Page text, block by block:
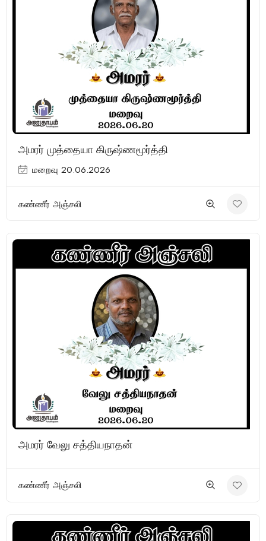
அமரர் முத்தையா கிருஷ்ணமூர்த்தி
மறைவு 20.06.2026
கண்ணீர் அஞ்சலி
அமரர் வேலு சத்தியநாதன்
கண்ணீர் அஞ்சலி